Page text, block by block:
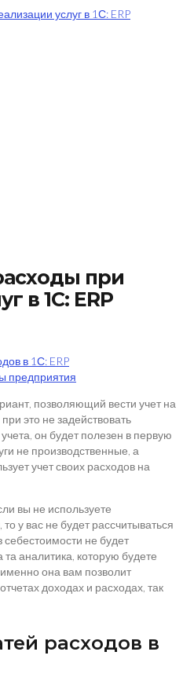
при
в 1С: ERP
в 1С: ERP
предприятия
позволяющий вести учет на
это не задействовать
он будет полезен в первую
не производственные, а
учет своих расходов на
вы не используете
у вас не будет рассчитываться
не будет
аналитика, которую будете
именно она вам позволит
доходах и расходах, так
расходов в